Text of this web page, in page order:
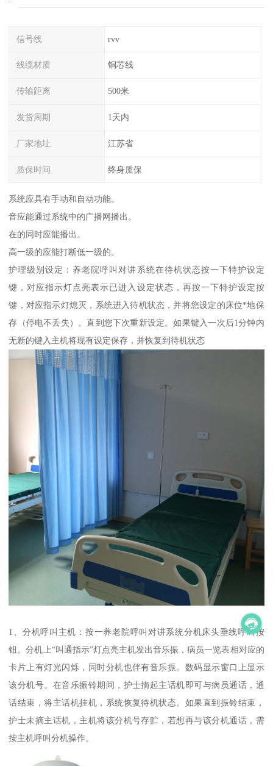
信号线 rvv
线缆材质 铜芯线
传输距离 500米
发货周期 1天内
厂家地址 江苏省
质保时间 终身质保
系统应具有手动和自动功能。
音应能通过系统中的广播网播出。
在的同时应能播出。
高一级的应能打断低一级的。
护理级别设定：养老院呼叫对讲系统在待机状态按一下特护设定
键，对应指示灯点亮表示已进入设定状态，再按一下特护设定按
键，对应指示灯熄灭，系统进入待机状态，并将您设定的床位*地保
存（停电不丢失）。直到您下次重新设定。如果键入一次后1分钟内
无新的键入主机将现有设定保存，并恢复到待机状态
1、分机呼叫主机：按一养老院呼叫对讲系统分机床头垂线呼叫按
钮。分机上“叫通指示”灯点亮主机发出音乐振，病员一览表相对应的
卡片上有灯光闪烁，同时分机也伴有音乐振。数码显示窗口上显示
该分机号。在音乐振铃期间，护士摘起主话机即可与病员通话，通
话结束，将主话机挂机，系统恢复待机状态。如果直到振铃结束，
护士未摘主话机，主机将该分机号存贮，若想再与该分机通话，需
按主机呼叫分机操作。